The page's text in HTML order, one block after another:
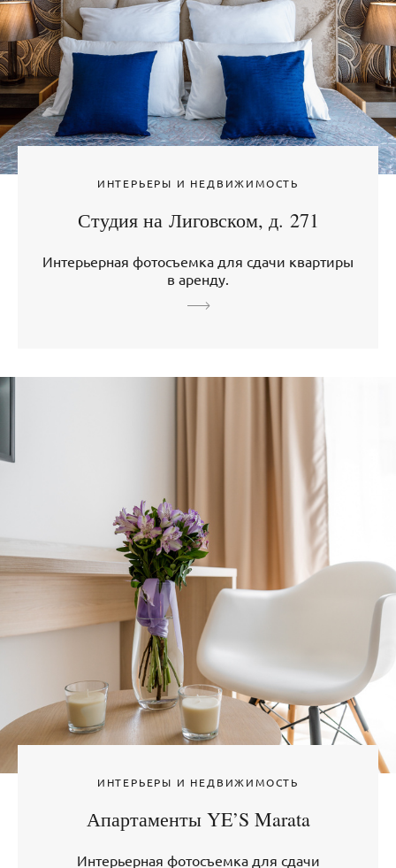
ИНТЕРЬЕРЫ И НЕДВИЖИМОСТЬ
Студия на Лиговском, д. 271
Интерьерная фотосъемка для сдачи квартиры
в аренду.
ИНТЕРЬЕРЫ И НЕДВИЖИМОСТЬ
Апартаменты YE’S Marata
Интерьерная фотосъемка для сдачи